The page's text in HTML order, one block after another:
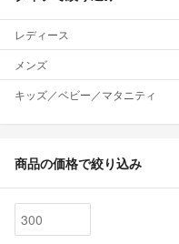
レディース
メンズ
キッズ／ベビー／マタニティ
商品の価格で絞り込み